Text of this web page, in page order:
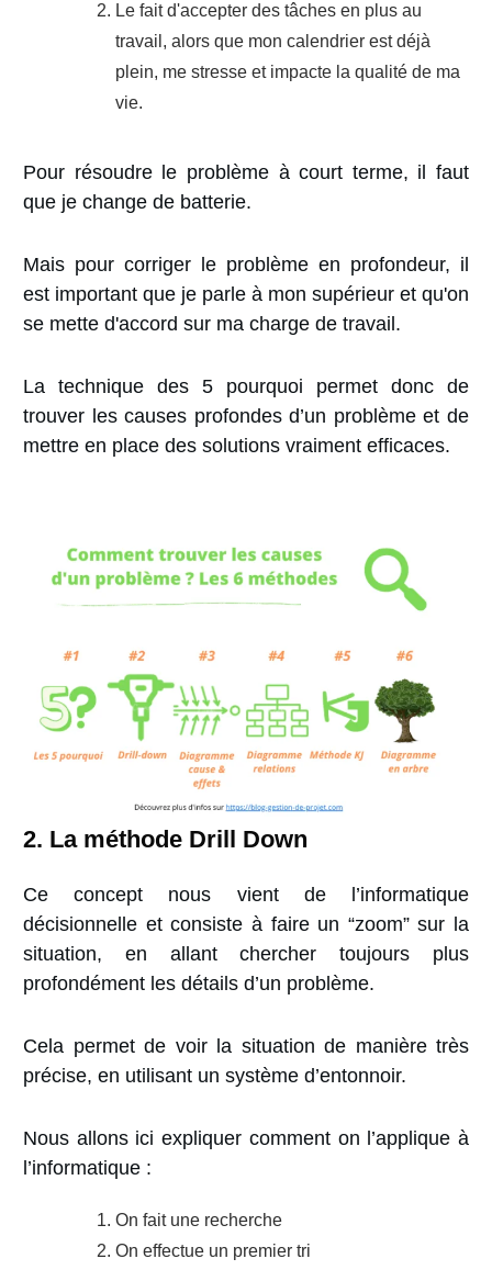
Le fait d'accepter des tâches en plus au
travail, alors que mon calendrier est déjà
plein, me stresse et impacte la qualité de ma
vie.
Pour résoudre le problème à court terme, il faut
que je change de batterie.
Mais pour corriger le problème en profondeur, il
est important que je parle à mon supérieur et qu'on
se mette d'accord sur ma charge de travail.
La technique des 5 pourquoi permet donc de
trouver les causes profondes d’un problème et de
mettre en place des solutions vraiment efficaces.
2. La méthode Drill Down
Ce concept nous vient de l’informatique
décisionnelle et consiste à faire un “zoom” sur la
situation,
en allant chercher toujours plus
profondément les détails d’un problème.
Cela permet de voir la situation de manière très
précise, en utilisant un système d’entonnoir.
Nous allons ici expliquer comment on l’applique à
l’informatique :
On fait une recherche
On effectue un premier tri